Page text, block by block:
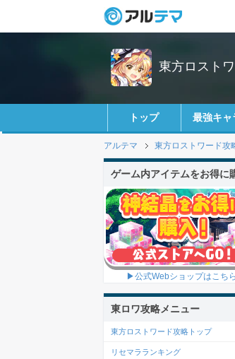
東方ロスト
トップ 最強キャ
アルテマ 東方ロストワード攻
ゲーム内アイテムをお得に
▶公式Webショップはこちら
東ロワ攻略メニュー
東方ロストワード攻略トップ
リセマラランキング